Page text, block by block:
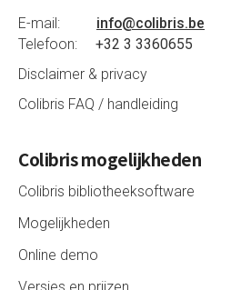
E-mail: info@colibris.be
Telefoon: +32 3 3360655
Disclaimer & privacy
Colibris FAQ / handleiding
Colibris mogelijkheden
Colibris bibliotheeksoftware
Mogelijkheden
Online demo